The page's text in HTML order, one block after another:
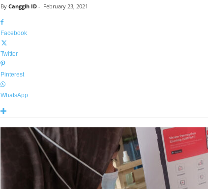
By Canggih ID- February 23, 2021
Facebook
Twitter
Pinterest
WhatsApp